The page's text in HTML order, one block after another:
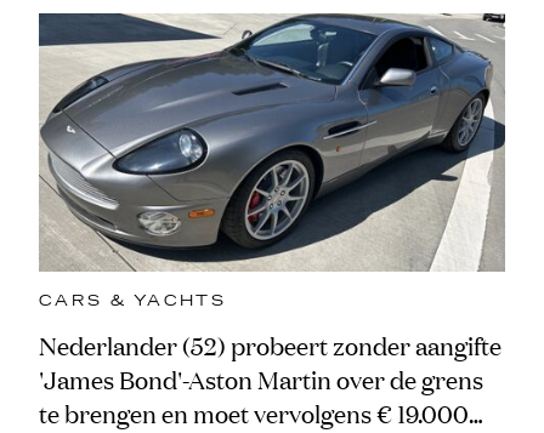
CARS & YACHTS
Nederlander (52) probeert zonder aangifte
'James Bond'-Aston Martin over de grens
te brengen en moet vervolgens € 19.000